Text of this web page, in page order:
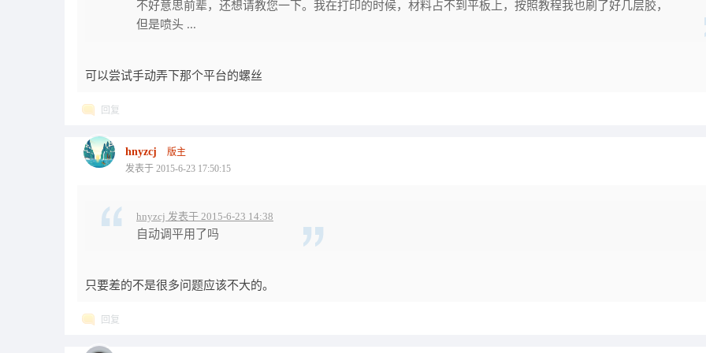
不好意思前辈，还想请教您一下。我在打印的时候，材料占不到平板上，按照教程我也刷了好几层胶，
但是喷头 ...
可以尝试手动弄下那个平台的螺丝
回复
hnyzcj
版主
发表于 2015-6-23 17:50:15
hnyzcj 发表于 2015-6-23 14:38
自动调平用了吗
只要差的不是很多问题应该不大的。
回复